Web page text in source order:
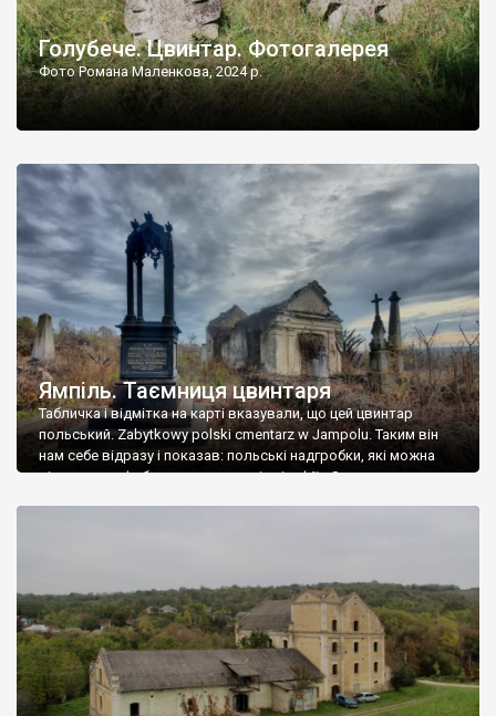
Голубече. Цвинтар. Фотогалерея
Фото Романа Маленкова, 2024 р.
Ямпіль. Таємниця цвинтаря
Табличка і відмітка на карті вказували, що цей цвинтар
польський. Zabytkowy polski cmentarz w Jampolu. Таким він
нам себе відразу і показав: польські надгробки, які можна
віднести до фабричних, польські епітафії… Загалом цвинтар